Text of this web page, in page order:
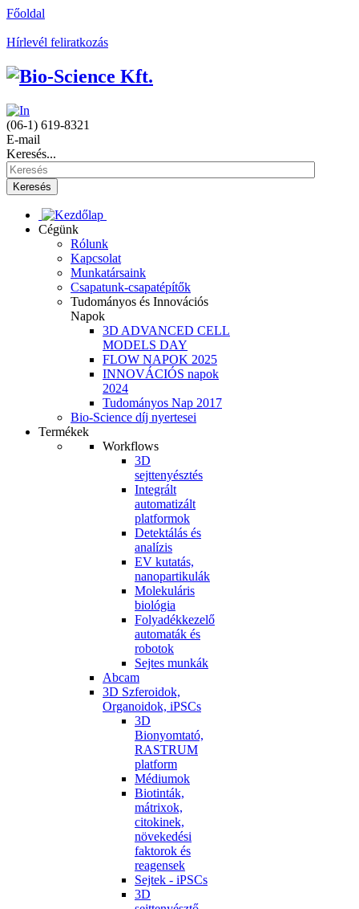
Főoldal
Hírlevél feliratkozás
(06-1) 619-8321
E-mail
Keresés...
Keresés
Cégünk
Rólunk
Kapcsolat
Munkatársaink
Csapatunk-csapatépítők
Tudományos és Innovációs
Napok
3D ADVANCED CELL
MODELS DAY
FLOW NAPOK 2025
INNOVÁCIÓS napok
2024
Tudományos Nap 2017
Bio-Science díj nyertesei
Termékek
Workflows
3D
sejttenyésztés
Integrált
automatizált
platformok
Detektálás és
analízis
EV kutatás,
nanopartikulák
Molekuláris
biológia
Folyadékkezelő
automaták és
robotok
Sejtes munkák
Abcam
3D Szferoidok,
Organoidok, iPSCs
3D
Bionyomtató,
RASTRUM
platform
Médiumok
Biotinták,
mátrixok,
citokinek,
növekedési
faktorok és
reagensek
Sejtek - iPSCs
3D